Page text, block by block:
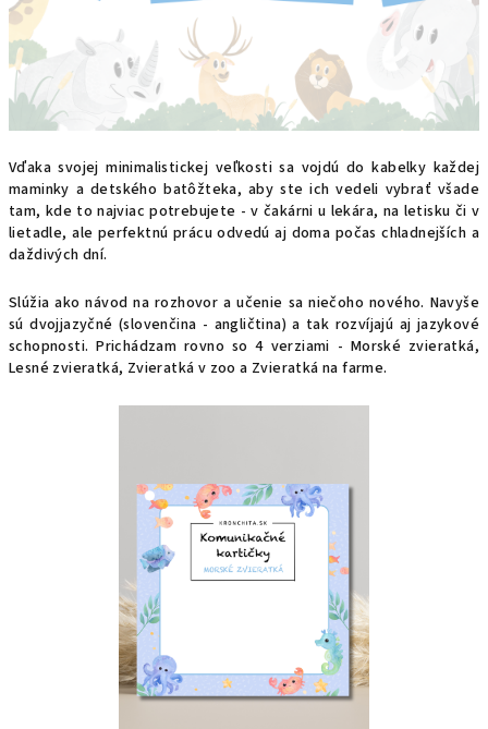
Vďaka svojej minimalistickej veľkosti sa vojdú do kabelky každej
maminky a detského batôžteka, aby ste ich vedeli vybrať všade
tam, kde to najviac potrebujete - v čakárni u lekára, na letisku či v
lietadle, ale perfektnú prácu odvedú aj doma počas chladnejších a
daždivých dní.
Slúžia ako návod na rozhovor a učenie sa niečoho nového. Navyše
sú dvojjazyčné (slovenčina - angličtina) a tak rozvíjajú aj jazykové
schopnosti. Prichádzam rovno so 4 verziami - Morské zvieratká,
Lesné zvieratká, Zvieratká v zoo a Zvieratká na farme.